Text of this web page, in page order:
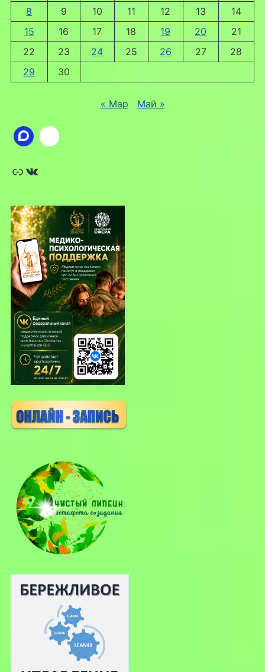
8 9 10 11 12 13
14
15
16 17 18 19 20
21
22
23 24 25 26 27
28
29
30
« Мар Май »
Ссылка